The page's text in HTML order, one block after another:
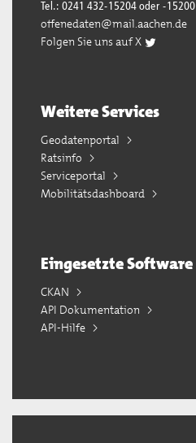
Tel.: 0241 432-15204 oder -15200
offenedaten@mail.aachen.de
Folgen Sie uns auf X
Weitere Services
Geodatenportal
Ratsinfo
Serviceportal
Mobilitätsdashboard
Eingesetzte Software
CKAN
API Dokumentation
API-Hilfe